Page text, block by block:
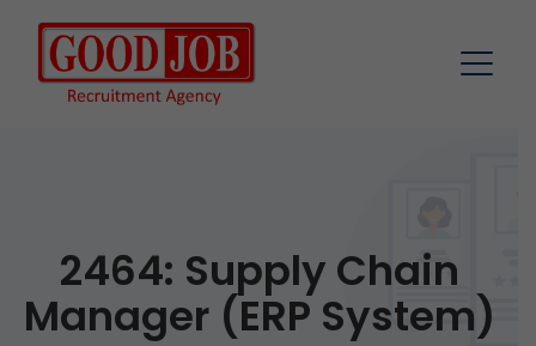
2464: Supply Chain
Manager (ERP System)